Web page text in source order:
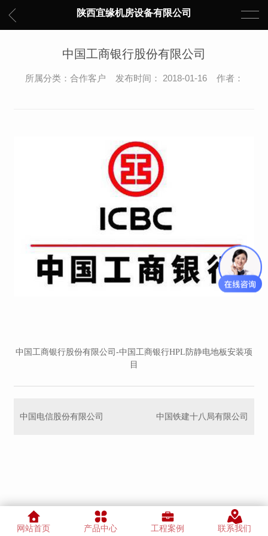
陕西宜缘机房设备有限公司
中国工商银行股份有限公司
所属分类：合作客户 发布时间： 2018-01-16 作者：
中国工商银行股份有限公司-中国工商银行HPL防静电地板安装项
目
中国电信股份有限公司 中国铁建十八局有限公司
网站首页 产品中心 工程案例 联系我们